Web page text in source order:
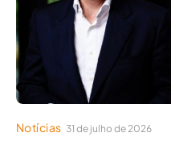
Notícias 31 de julho de 2026